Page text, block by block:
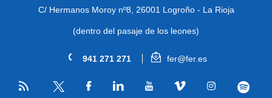
C/ Hermanos Moroy nº8, 26001 Logroño - La Rioja
(dentro del pasaje de los leones)
941 271 271 fer@fer.es
RSS